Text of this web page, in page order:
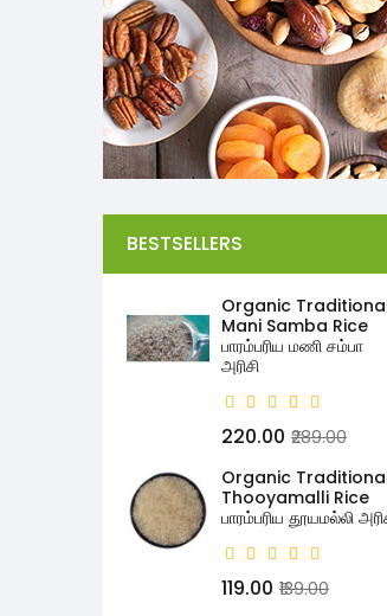
BESTSELLERS
Organic
Mani Samba Rice
பாரம்பரிய மணி சம்பா
அரிசி
₹220.00 ₹289.00
Organic
Thooyamalli Rice
பாரம்பரிய தூயமல்லி
₹119.00 ₹139.00